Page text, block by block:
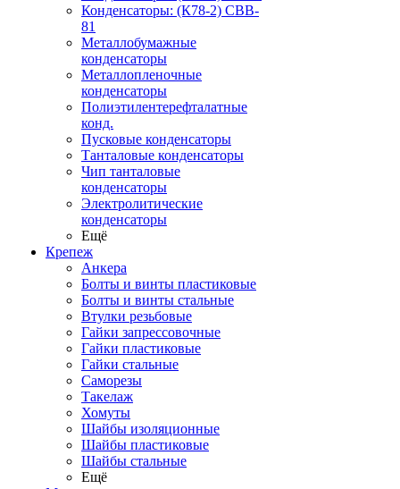
Конденсаторы: (К78-2) CBB-
81
Металлобумажные
конденсаторы
Металлопленочные
конденсаторы
Полиэтилентерефталатные
конд.
Пусковые конденсаторы
Танталовые конденсаторы
Чип танталовые
конденсаторы
Электролитические
конденсаторы
Ещё
Крепеж
Анкера
Болты и винты пластиковые
Болты и винты стальные
Втулки резьбовые
Гайки запрессовочные
Гайки пластиковые
Гайки стальные
Саморезы
Такелаж
Хомуты
Шайбы изоляционные
Шайбы пластиковые
Шайбы стальные
Ещё